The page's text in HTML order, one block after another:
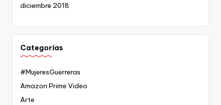
diciembre 2018
Categorías
#MujeresGuerreras
Amazon Prime Video
Arte